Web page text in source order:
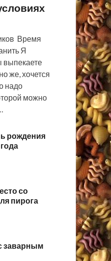
Время
Я
выпекаете
же, хочется
надо
можно
рождения
со
пирога
заварным